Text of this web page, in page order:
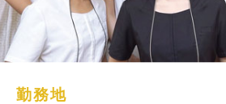
勤務地